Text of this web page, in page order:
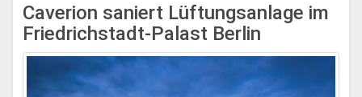
Caverion saniert Lüftungsanlage im
Friedrichstadt-Palast Berlin